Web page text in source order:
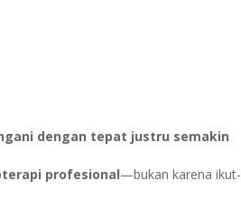
dengan tepat justru semakin
profesional—bukan karena ikut-